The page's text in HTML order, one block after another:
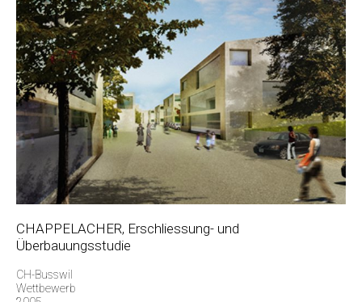
CHAPPELACHER, Erschliessung- und
Überbauungsstudie
CH-Busswil
Wettbewerb